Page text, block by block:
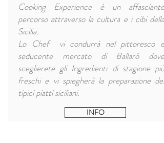
Cooking Experience è un affasciante
percorso attraverso la cultura e i cibi della
Sicilia.
Lo Chef vi condurrà nel pittoresco e
seducente mercato di Ballarò dove
sceglierete gli Ingredienti di stagione più
freschi e vi spiegherà la preparazione dei
tipici piatti siciliani.
INFO